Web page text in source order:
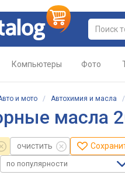
Компьютеры Фото
и мото / Автохимия и масла
масла
очистить
по популярности